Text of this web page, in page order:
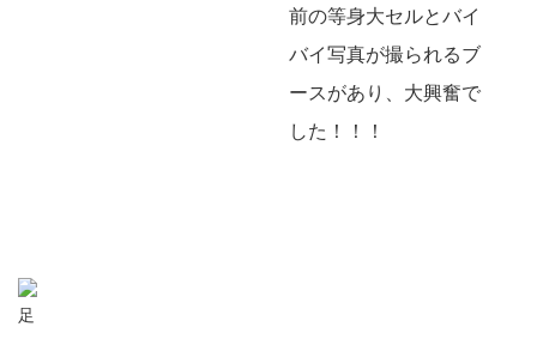
前の等身大セルとバイ
バイ写真が撮られるブ
ースがあり、大興奮で
した！！！